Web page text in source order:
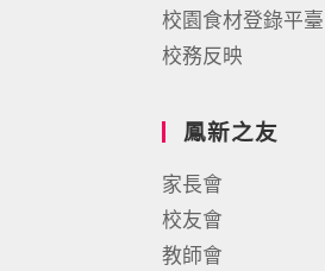
校園食材登錄平臺
校務反映
鳳新之友
家長會
校友會
教師會